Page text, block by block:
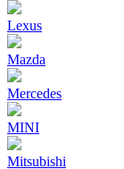
Lexus
Mazda
Mercedes
MINI
Mitsubishi